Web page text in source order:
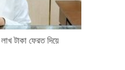
টাকা ফেরত দিয়ে